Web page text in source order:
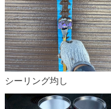
シーリング均し